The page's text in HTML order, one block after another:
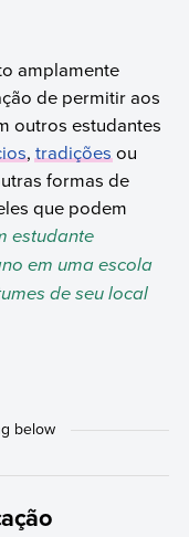
amplamente
de permitir aos
outros estudantes
,tradiçõesou
formas de
que podem
estudante
em uma escola
de seu local